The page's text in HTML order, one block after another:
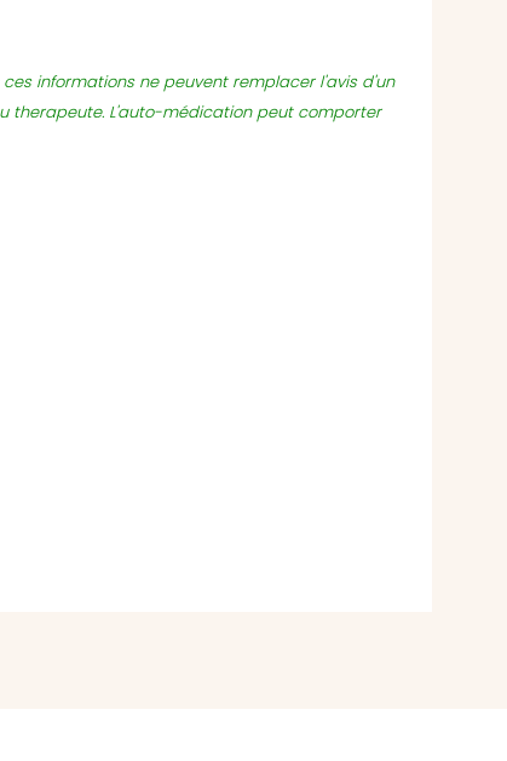
informations ne peuvent remplacer l'avis d'un
therapeute. L'auto-médication peut comporter